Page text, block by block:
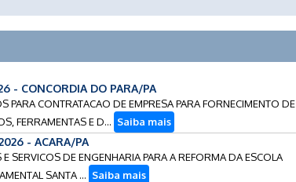
- CONCORDIA DO PARA/PA
CONTRATACAO DE EMPRESA PARA FORNECIMENTO DE
FERRAMENTAS E D... Saiba mais
- ACARA/PA
SERVICOS DE ENGENHARIA PARA A REFORMA DA ESCOLA
SANTA ... Saiba mais